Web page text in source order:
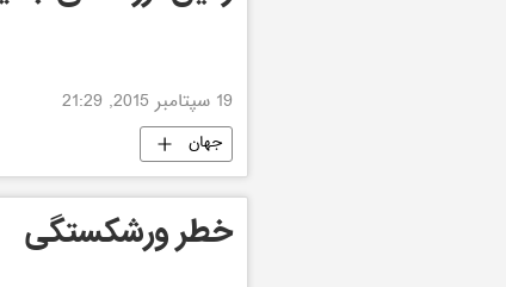
19 سپتامبر 2015, 21:29
جهان
خطر ورشکستگی